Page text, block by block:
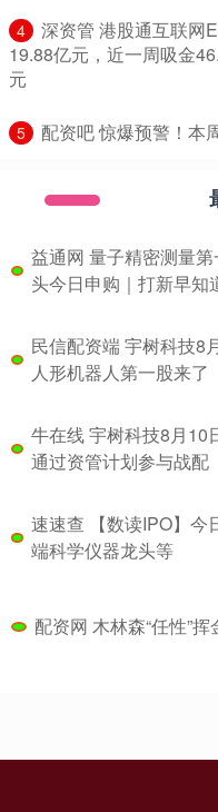
4
深资管 港股通互联网
19.88亿元，近一周吸金
元
5 配资吧 惊爆预警！本
益通网 量子精密测量
头今日申购｜打新早知
民信配资端 宇树科技8
人形机器人第一股来了
牛在线 宇树科技8月10
通过资管计划参与战配
速速查 【数读IPO】今
端科学仪器龙头等
配资网 木林森“任性”挥